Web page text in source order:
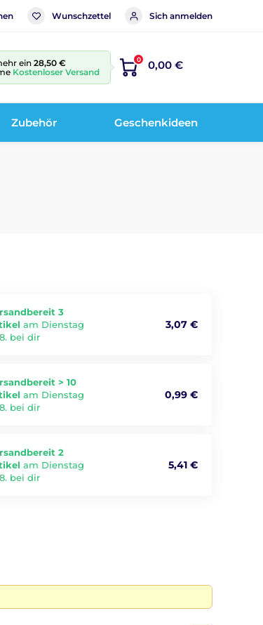
Wunschzettel Sich anmelden
ein 28,50 €
Kostenloser Versand
0 0,00 €
Zubehör Geschenkideen
3
am Dienstag
8. bei dir
3,07 €
> 10
am Dienstag
8. bei dir
0,99 €
2
am Dienstag
8. bei dir
5,41 €